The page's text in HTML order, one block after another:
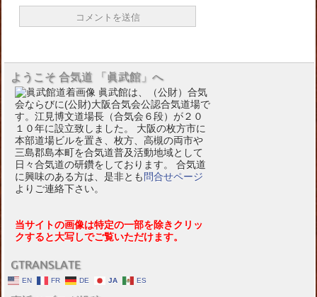
ようこそ 合気道 「眞武館」へ
眞武館は、（公財）合気
会ならびに(公財)大阪合気会公認合気道場で
す。江見博文道場長（合気会６段）が２０
１０年に設立致しました。 大阪の枚方市に
本部道場ビルを置き、枚方、高槻の両市や
三島郡島本町を合気道普及活動地域として
日々合気道の研鑽をしております。 合気道
に興味のある方は、是非とも 問合せページ
よりご連絡下さい。
当サイトの画像は特定の一部を除きクリッ
クすると大写しでご覧いただけます。
GTRANSLATE
EN FR DE JA ES